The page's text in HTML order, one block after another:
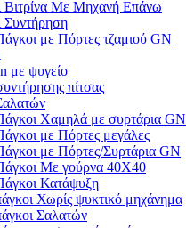
Βιτρίνα Με Μηχανή Επάνω
Συντήρηση
με Πόρτες τζαμιού GN
με ψυγείο
πίτσας
Χαμηλά με συρτάρια GN
με Πόρτες μεγάλες
με Πόρτες/Συρτάρια GN
Με γούρνα 40Χ40
Κατάψυξη
Χωρίς ψυκτικό μηχάνημα
Σαλατών